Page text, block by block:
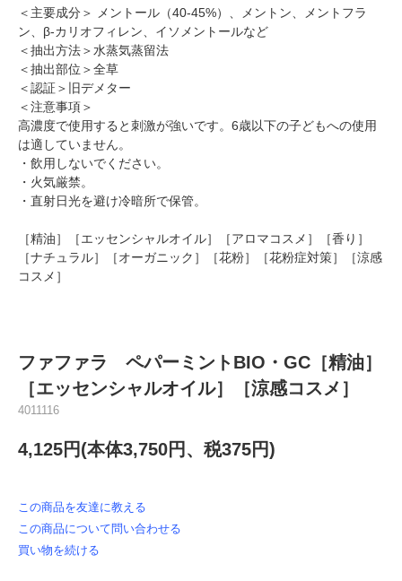
＜主要成分＞ メントール（40-45%）、メントン、メントフラ
ン、β-カリオフィレン、イソメントールなど
＜抽出方法＞水蒸気蒸留法
＜抽出部位＞全草
＜認証＞旧デメター
＜注意事項＞
高濃度で使用すると刺激が強いです。6歳以下の子どもへの使用
は適していません。
・飲用しないでください。
・火気厳禁。
・直射日光を避け冷暗所で保管。
［精油］［エッセンシャルオイル］［アロマコスメ］［香り］
［ナチュラル］［オーガニック］［花粉］［花粉症対策］［涼感
コスメ］
ファファラ ペパーミントBIO・GC［精油］
［エッセンシャルオイル］［涼感コスメ］
4011116
4,125円(本体3,750円、税375円)
この商品を友達に教える
この商品について問い合わせる
買い物を続ける